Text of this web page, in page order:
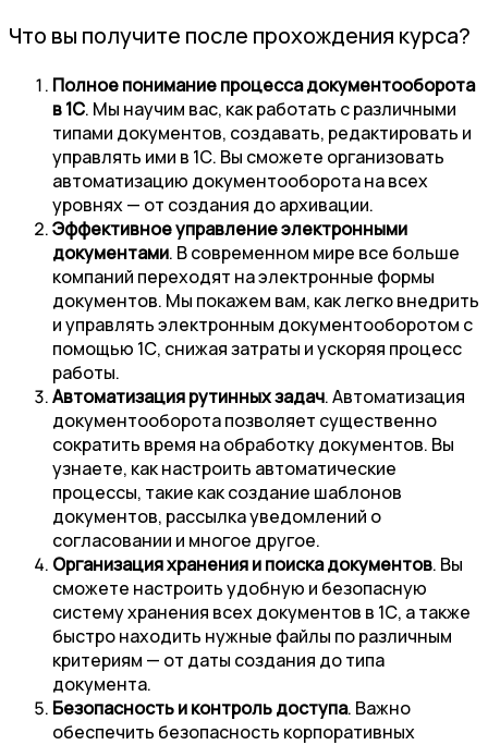
Что вы получите после прохождения курса?
Полное понимание процесса документооборота
в 1С. Мы научим вас, как работать с различными
типами документов, создавать, редактировать и
управлять ими в 1С. Вы сможете организовать
автоматизацию документооборота на всех
уровнях — от создания до архивации.
Эффективное управление электронными
документами. В современном мире все больше
компаний переходят на электронные формы
документов. Мы покажем вам, как легко внедрить
и управлять электронным документооборотом с
помощью 1С, снижая затраты и ускоряя процесс
работы.
Автоматизация рутинных задач. Автоматизация
документооборота позволяет существенно
сократить время на обработку документов. Вы
узнаете, как настроить автоматические
процессы, такие как создание шаблонов
документов, рассылка уведомлений о
согласовании и многое другое.
Организация хранения и поиска документов. Вы
сможете настроить удобную и безопасную
систему хранения всех документов в 1С, а также
быстро находить нужные файлы по различным
критериям — от даты создания до типа
документа.
Безопасность и контроль доступа. Важно
обеспечить безопасность корпоративных